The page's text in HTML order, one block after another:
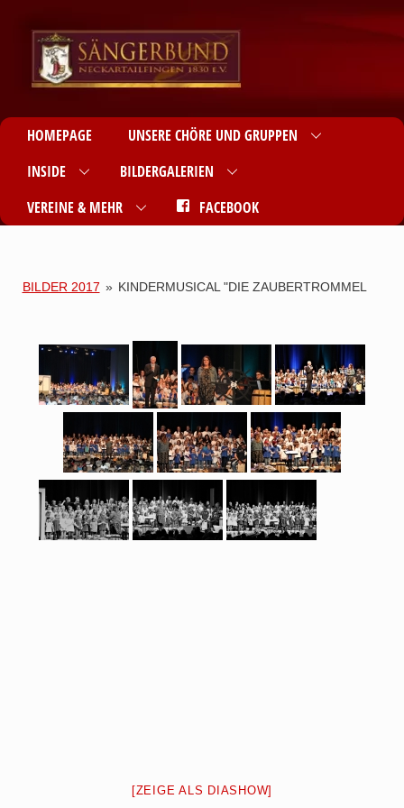
HOMEPAGE
UNSERE CHÖRE UND GRUPPEN
INSIDE
BILDERGALERIEN
VEREINE & MEHR
FACEBOOK
BILDER 2017 » KINDERMUSICAL "DIE ZAUBERTROMMEL
[ZEIGE ALS DIASHOW]